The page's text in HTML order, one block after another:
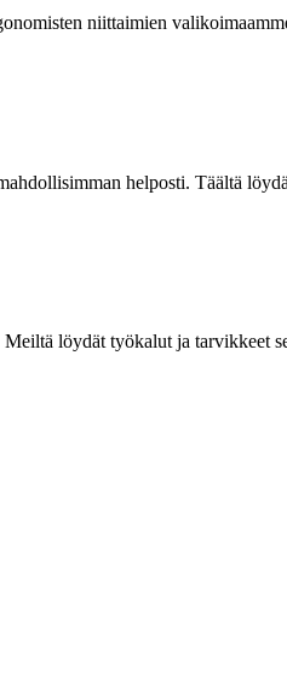
niittaimien
helposti. Täältä
löydät työkalut ja tarvikkeet